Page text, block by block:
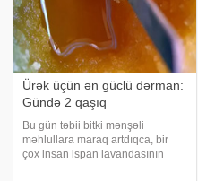
Ürək üçün ən güclü dərman:
Gündə 2 qaşıq
Bu gün təbii bitki mənşəli
məhlullara maraq artdıqca, bir
çox insan ispan lavandasının